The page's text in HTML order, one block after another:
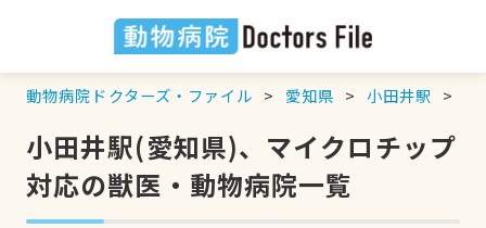
動物病院ドクターズ・ファイル 愛知県 小田井駅
小田井駅(愛知県)、マイクロチップ
対応の獣医・動物病院一覧